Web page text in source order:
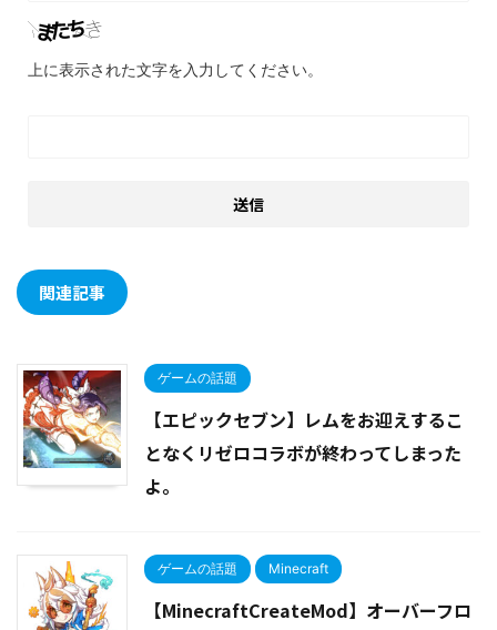
上に表示された文字を入力してください。
関連記事
ゲームの話題
【エピックセブン】レムをお迎えするこ
となくリゼロコラボが終わってしまった
よ。
ゲームの話題 Minecraft
【MinecraftCreateMod】オーバーフロ